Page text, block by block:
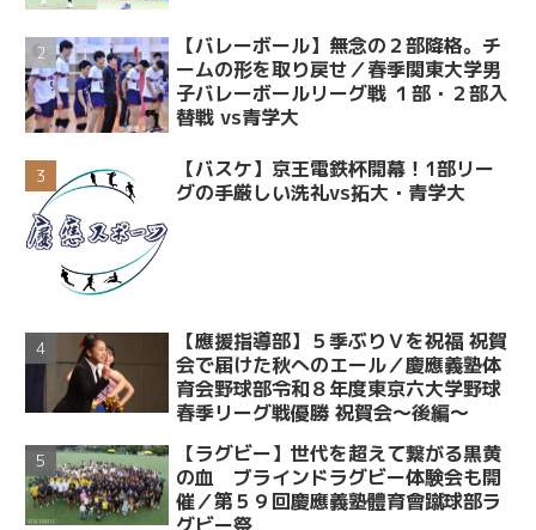
【バレーボール】無念の２部降格。チ
ームの形を取り戻せ／春季関東大学男
子バレーボールリーグ戦 １部・２部入
替戦 vs青学大
【バスケ】京王電鉄杯開幕！1部リー
グの手厳しい洗礼vs拓大・青学大
【應援指導部】５季ぶりＶを祝福 祝賀
会で届けた秋へのエール／慶應義塾体
育会野球部令和８年度東京六大学野球
春季リーグ戦優勝 祝賀会～後編～
【ラグビー】世代を超えて繋がる黒黄
の血 ブラインドラグビー体験会も開
催／第５９回慶應義塾體育會蹴球部ラ